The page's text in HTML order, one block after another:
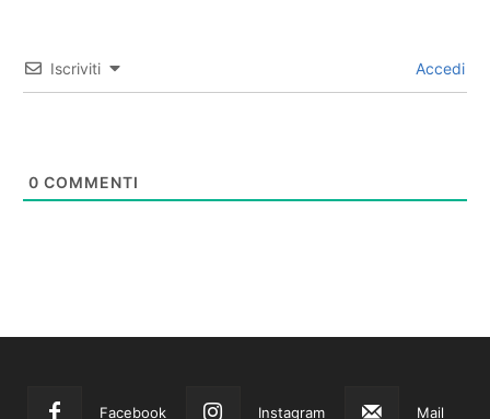
Iscriviti Accedi
0 COMMENTI
Facebook Instagram Mail